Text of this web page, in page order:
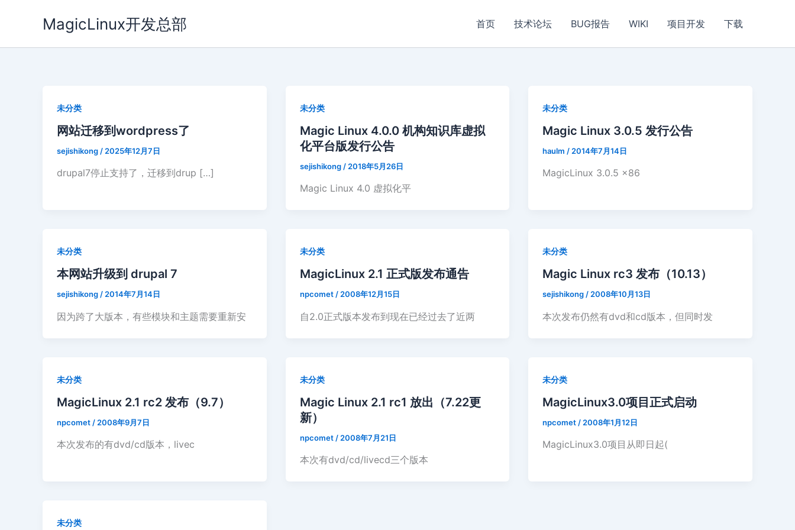
MagicLinux开发总部 首页 技术论坛 BUG报告 WIKI 项目开发 下载
未分类
网站迁移到wordpress了
sejishikong / 2025年12月7日
drupal7停止支持了，迁移到drup […]
未分类
Magic Linux 4.0.0 机构知识库虚拟
化平台版发行公告
sejishikong / 2018年5月26日
Magic Linux 4.0 虚拟化平
未分类
Magic Linux 3.0.5 发行公告
haulm / 2014年7月14日
MagicLinux 3.0.5 x86
未分类
本网站升级到 drupal 7
sejishikong / 2014年7月14日
因为跨了大版本，有些模块和主题需要重新安
未分类
MagicLinux 2.1 正式版发布通告
npcomet / 2008年12月15日
自2.0正式版本发布到现在已经过去了近两
未分类
Magic Linux rc3 发布（10.13）
sejishikong / 2008年10月13日
本次发布仍然有dvd和cd版本，但同时发
未分类
MagicLinux 2.1 rc2 发布（9.7）
npcomet / 2008年9月7日
本次发布的有dvd/cd版本，livec
未分类
Magic Linux 2.1 rc1 放出（7.22更
新）
npcomet / 2008年7月21日
本次有dvd/cd/livecd三个版本
未分类
MagicLinux3.0项目正式启动
npcomet / 2008年1月12日
MagicLinux3.0项目从即日起(
未分类